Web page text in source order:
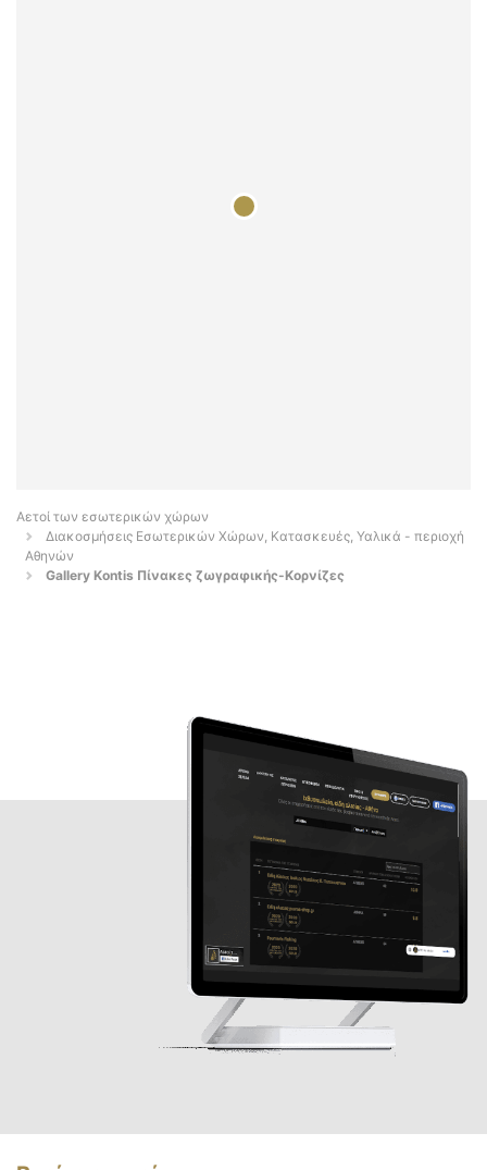
Αετοί των εσωτερικών χώρων
Διακοσμήσεις Εσωτερικών Χώρων, Κατασκευές, Υαλικά - περιοχή
Αθηνών
Gallery Kontis Πίνακες ζωγραφικής-Κορνίζες